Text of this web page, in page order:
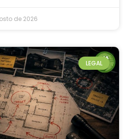
de 2026
LEGAL